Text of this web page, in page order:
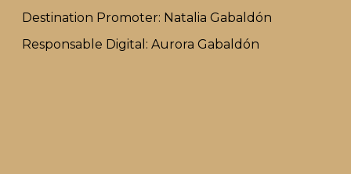
Destination Promoter: Natalia Gabaldón
Responsable Digital: Aurora Gabaldón